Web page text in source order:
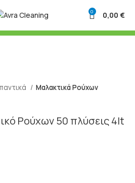
0 0,00 €
Μαλακτικά Ρούχων
Ρούχων 50 πλύσεις 4lt